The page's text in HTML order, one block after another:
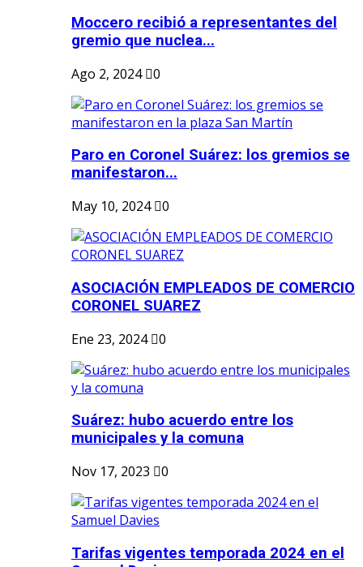
Moccero recibió a representantes del
gremio que nuclea...
Ago 2, 2024
0
Paro en Coronel Suárez: los gremios se
manifestaron...
May 10, 2024
0
ASOCIACIÓN EMPLEADOS DE COMERCIO
CORONEL SUAREZ
Ene 23, 2024
0
Suárez: hubo acuerdo entre los
municipales y la comuna
Nov 17, 2023
0
Tarifas vigentes temporada 2024 en el